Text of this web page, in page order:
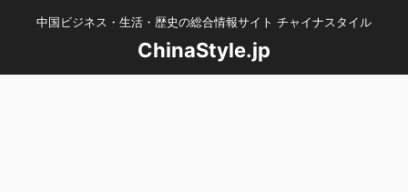
中国ビジネス・生活・歴史の総合情報サイト チャイナスタイル
ChinaStyle.jp